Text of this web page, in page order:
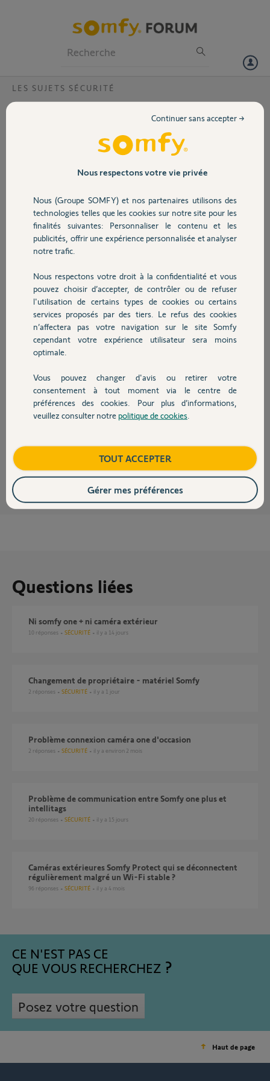
Volet
Sécurité
Domotique
Chauffage
Autres produits
Devis avec un pro
Contact
LES SUJETS SÉCURITÉ
Camera One n'arrive pas à se connecter
J'ai recu ma camera 0076B1013CBC
connecter à la caméra
succes.
Comment reinitialiser la camera depuis le debut et supprimer toutes
les installations préalable s sur mon compte ?
Arnaud D.
il y a environ 6 ans
Participer au fil de discussion
Bonjour Arnaud,
Je constate que votre Somfy One est correctement installée.
il y a environ 6 ans
Questions liées
Ni somfy one + ni caméra extérieur
10 réponses SÉCURITÉ il y a 14 jours
Changement de propriétaire - matériel Somfy
2 réponses SÉCURITÉ il y a 1 jour
Problème connexion caméra one d'occasion
2 réponses SÉCURITÉ il y a environ 2 mois
Problème de communication entre Somfy one plus et
intellitags
20 réponses SÉCURITÉ il y a 15 jours
Caméras extérieures Somfy Protect qui se déconnectent
régulièrement malgré un Wi-Fi stable ?
96 réponses SÉCURITÉ il y a 4 mois
CE N'EST PAS CE
QUE VOUS RECHERCHEZ
Posez votre question
Haut de page
Nous respectons votre vie privée
Nous (Groupe SOMFY) et nos partenaires utilisons des
technologies telles que les cookies sur notre site pour les
finalités suivantes: Personnaliser le contenu et les
publicités, offrir une expérience personnalisée et analyser
notre trafic.
Nous respectons votre droit à la confidentialité et vous
pouvez choisir d’accepter, de contrôler ou de refuser
l'utilisation de certains types de cookies ou certains
services proposés par des tiers. Le refus des cookies
n’affectera pas votre navigation sur le site Somfy
cependant votre expérience utilisateur sera moins
optimale.
Vous pouvez changer d'avis ou retirer votre
consentement à tout moment via le centre de
préférences des cookies. Pour plus d’informations,
veuillez consulter notre politique de cookies
Continuer sans accepter →
TOUT ACCEPTER
Gérer mes préférences